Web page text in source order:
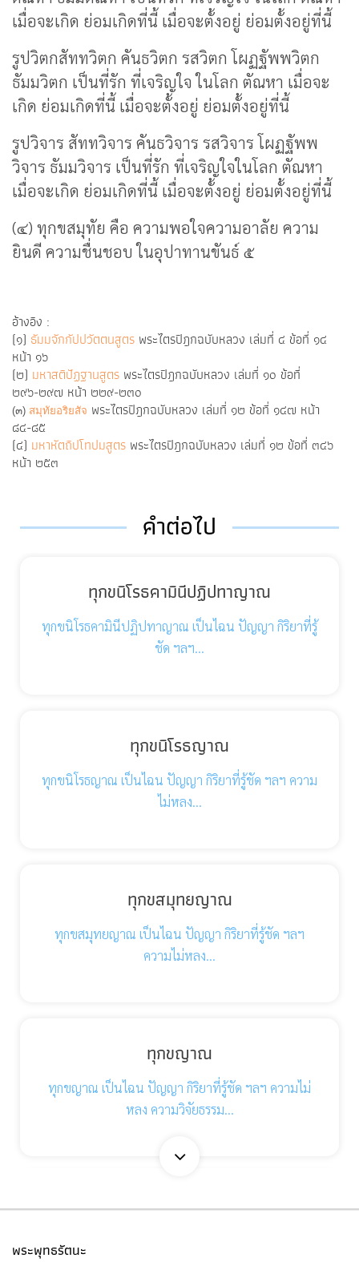
เมื่อจะเกิด ย่อมเกิดที่นี้ เมื่อจะตั้งอยู่ ย่อมตั้งอยู่ที่นี้
รูปวิตกสัททวิตก คันธวิตก รสวิตก โผฏฐัพพวิตก
ธัมมวิตก เป็นที่รัก ที่เจริญใจ ในโลก ตัณหา เมื่อจะ
เกิด ย่อมเกิดที่นี้ เมื่อจะตั้งอยู่ ย่อมตั้งอยู่ที่นี้
รูปวิจาร สัททวิจาร คันธวิจาร รสวิจาร โผฏฐัพพ
วิจาร ธัมมวิจาร เป็นที่รัก ที่เจริญใจในโลก ตัณหา
เมื่อจะเกิด ย่อมเกิดที่นี้ เมื่อจะตั้งอยู่ ย่อมตั้งอยู่ที่นี้
(๔) ทุกขสมุทัย คือ ความพอใจความอาลัย ความ
ยินดี ความชื่นชอบ ในอุปาทานขันธ์ ๕
อ้างอิง :
(๑) ธัมมจักกัปปวัตตนสูตร พระไตรปิฎกฉบับหลวง เล่มที่ ๔ ข้อที่ ๑๔
หน้า ๑๖
(๒) มหาสติปัฏฐานสูตร พระไตรปิฎกฉบับหลวง เล่มที่ ๑๐ ข้อที่
๒๙๖-๒๙๗ หน้า ๒๒๙-๒๓๐
(๓) สมุทัยอริยสัจ พระไตรปิฎกฉบับหลวง เล่มที่ ๑๒ ข้อที่ ๑๔๗ หน้า
๘๔-๘๕
(๔) มหาหัตถิปโทปมสูตร พระไตรปิฎกฉบับหลวง เล่มที่ ๑๒ ข้อที่ ๓๔๖
หน้า ๒๕๓
คำต่อไป
ทุกขนิโรธคามินีปฏิปทาญาณ
ทุกขนิโรธคามินีปฏิปทาญาณ เป็นไฉน ปัญญา กิริยาที่รู้
ชัด ฯลฯ…
ทุกขนิโรธญาณ
ทุกขนิโรธญาณ เป็นไฉน ปัญญา กิริยาที่รู้ชัด ฯลฯ ความ
ไม่หลง…
ทุกขสมุทยญาณ
ทุกขสมุทยญาณ เป็นไฉน ปัญญา กิริยาที่รู้ชัด ฯลฯ
ความไม่หลง…
ทุกขญาณ
ทุกขญาณ เป็นไฉน ปัญญา กิริยาที่รู้ชัด ฯลฯ ความไม่
หลง ความวิจัยธรรม…
ทิพจักขุญาณ
พระพุทธรัตนะ